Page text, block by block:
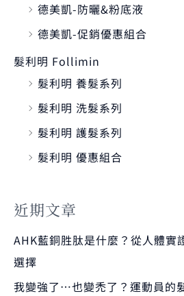
德美凱-防曬&粉底液
德美凱-促銷優惠組合
髮利明 Follimin
髮利明 養髮系列
髮利明 洗髮系列
髮利明 護髮系列
髮利明 優惠組合
近期文章
AHK藍銅胜肽是什麼？從人體實
選擇
我變強了…也變禿了？運動員的